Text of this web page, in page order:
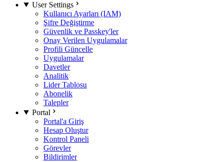
User Settings
Kullanıcı Ayarları (IAM)
Şifre Değiştirme
Güvenlik ve Passkey'ler
Onay Verilen Uygulamalar
Profili Güncelle
Uygulamalar
Davetler
Analitik
Lider Tablosu
Abonelik
Talepler
Portal
Portal'a Giriş
Hesap Oluştur
Kontrol Paneli
Görevler
Bildirimler